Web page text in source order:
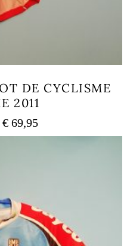
DE CYCLISME
2011
€ 69,95Plage
de